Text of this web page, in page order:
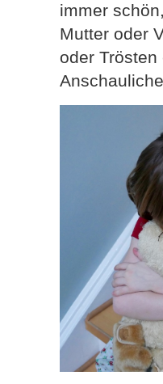
immer
Mutter oder
oder Trösten